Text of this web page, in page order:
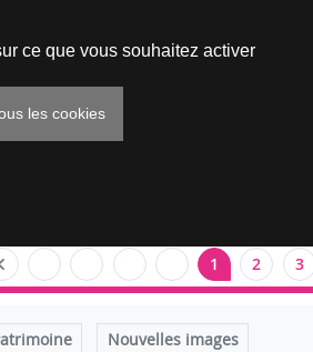
1 2 3
Nouvelles images
ce que vous souhaitez activer
les cookies